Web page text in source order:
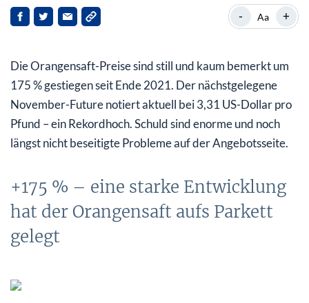
+175 % – eine starke Entwicklung hat der Orangensaft
aufs Parkett gelegt
Brasilien: Das Zünglein an der Waage
Fazit: Orangensaft bleibt erstmal teuer
- Aa +
Die Orangensaft-Preise sind still und kaum bemerkt um
175 % gestiegen seit Ende 2021. Der nächstgelegene
November-Future notiert aktuell bei 3,31 US-Dollar pro
Pfund – ein Rekordhoch. Schuld sind enorme und noch
längst nicht beseitigte Probleme auf der Angebotsseite.
+175 % – eine starke Entwicklung
hat der Orangensaft aufs Parkett
gelegt